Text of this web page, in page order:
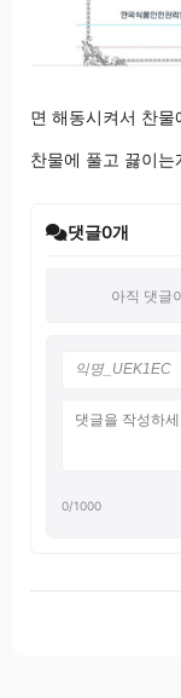
면 해동시켜서 찬
찬물에 풀고 끓이
댓글0개
아직 댓글
0/1000